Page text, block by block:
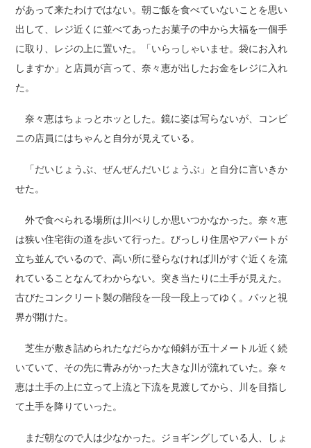
があって来たわけではない。朝ご飯を食べていないことを思い
出して、レジ近くに並べてあったお菓子の中から大福を一個手
に取り、レジの上に置いた。「いらっしゃいませ。袋にお入れ
しますか」と店員が言って、奈々恵が出したお金をレジに入れ
た。
奈々恵はちょっとホッとした。鏡に姿は写らないが、コンビ
ニの店員にはちゃんと自分が見えている。
「だいじょうぶ、ぜんぜんだいじょうぶ」と自分に言いきか
せた。
外で食べられる場所は川べりしか思いつかなかった。奈々恵
は狭い住宅街の道を歩いて行った。びっしり住居やアパートが
立ち並んでいるので、高い所に登らなければ川がすぐ近くを流
れていることなんてわからない。突き当たりに土手が見えた。
古びたコンクリート製の階段を一段一段上ってゆく。パッと視
界が開けた。
芝生が敷き詰められたなだらかな傾斜が五十メートル近く続
いていて、その先に青みがかった大きな川が流れていた。奈々
恵は土手の上に立って上流と下流を見渡してから、川を目指し
て土手を降りていった。
まだ朝なので人は少なかった。ジョギングしている人、しょ